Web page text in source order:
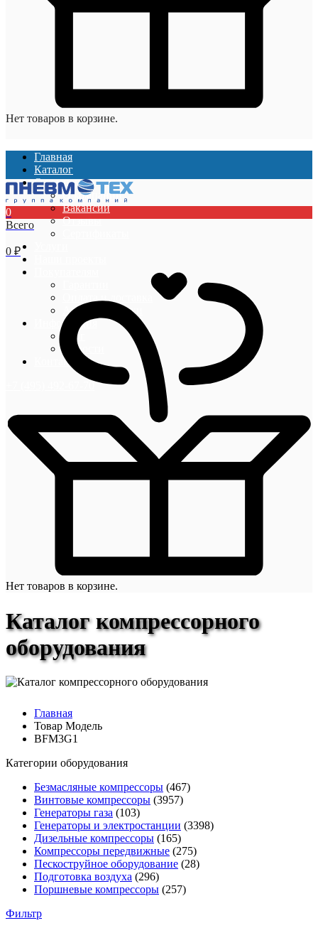
Нет товаров в корзине.
Главная
Каталог
О компании
О компании
Вакансии
Отзывы
Акции и скидки
Информация
Блог
Новости
Контакты
0
Всего
0 ₽
Нет товаров в корзине.
Каталог компрессорного
оборудования
Главная
Товар Модель
BFM3G1
Категории оборудования
Безмасляные компрессоры (467)
Винтовые компрессоры (3957)
Генераторы газа (103)
Генераторы и электростанции (3398)
Дизельные компрессоры (165)
Компрессоры передвижные (275)
Пескоструйное оборудование (28)
Подготовка воздуха (296)
Поршневые компрессоры (257)
Фильтр